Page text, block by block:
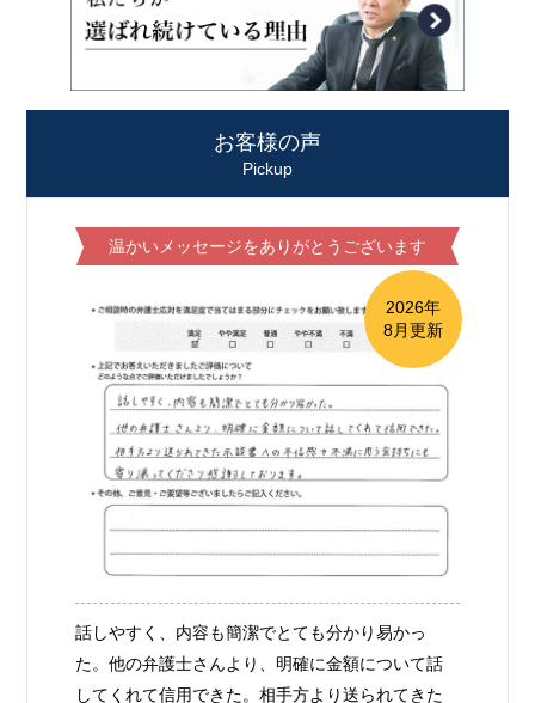
お客様の声
Pickup
温かいメッセージをありがとうございます
2026年
8月更新
話しやすく、内容も簡潔でとても分かり易かっ
た。他の弁護士さんより、明確に金額について話
してくれて信用できた。相手方より送られてきた